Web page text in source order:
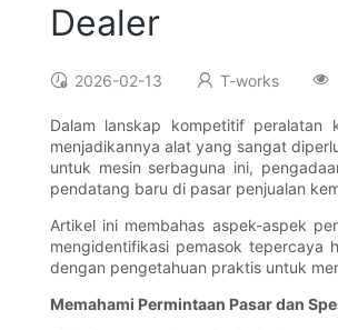
Dealer
2026-02-13 T-works
Dalam lanskap kompetitif peralatan
menjadikannya alat yang sangat
untuk mesin serbaguna ini,
pendatang baru di pasar penjualan
Artikel ini membahas aspek-aspek
mengidentifikasi pemasok tepercaya
dengan pengetahuan praktis untuk
Memahami Permintaan Pasar dan